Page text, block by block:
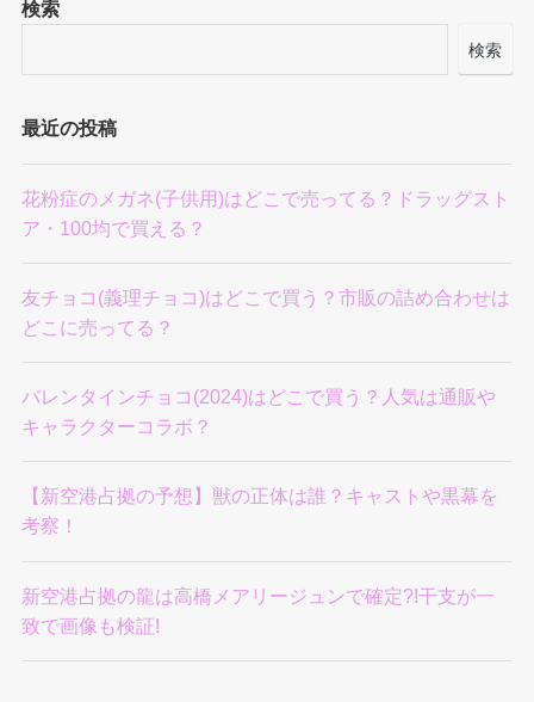
検索
検索
最近の投稿
花粉症のメガネ(子供用)はどこで売ってる？ドラッグスト
ア・100均で買える？
友チョコ(義理チョコ)はどこで買う？市販の詰め合わせは
どこに売ってる？
バレンタインチョコ(2024)はどこで買う？人気は通販や
キャラクターコラボ？
【新空港占拠の予想】獣の正体は誰？キャストや黒幕を
考察！
新空港占拠の龍は高橋メアリージュンで確定?!干支が一
致で画像も検証!